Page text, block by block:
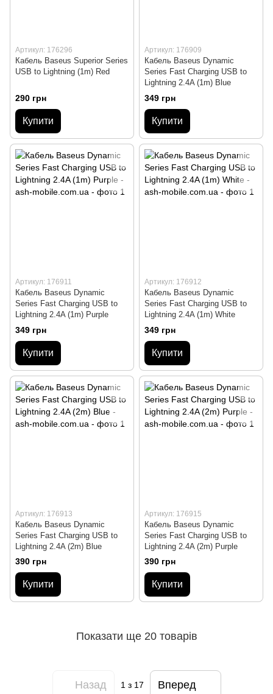
Артикул: 176296
Кабель Baseus Superior Series
USB to Lightning (1m) Red
290 грн
Купити
Артикул: 176909
Кабель Baseus Dynamic
Series Fast Charging USB to
Lightning 2.4A (1m) Blue
349 грн
Купити
Артикул: 176911
Кабель Baseus Dynamic
Series Fast Charging USB to
Lightning 2.4A (1m) Purple
349 грн
Купити
Артикул: 176912
Кабель Baseus Dynamic
Series Fast Charging USB to
Lightning 2.4A (1m) White
349 грн
Купити
Артикул: 176913
Кабель Baseus Dynamic
Series Fast Charging USB to
Lightning 2.4A (2m) Blue
390 грн
Купити
Артикул: 176915
Кабель Baseus Dynamic
Series Fast Charging USB to
Lightning 2.4A (2m) Purple
390 грн
Купити
Показати ще 20 товарів
Назад 1з 17 Вперед